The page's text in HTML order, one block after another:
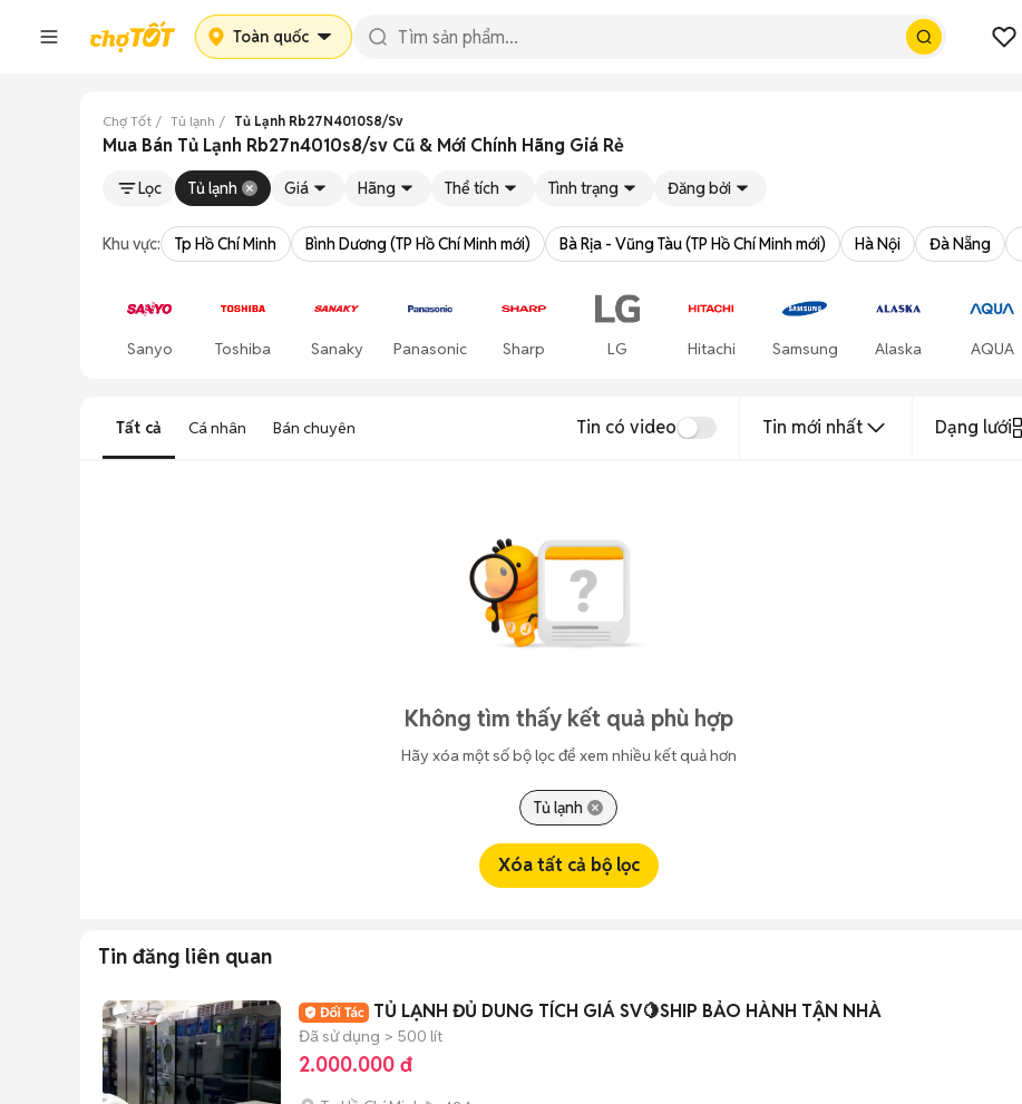
Toàn quốc
Chợ Tốt Tủ lạnh Tủ Lạnh Rb27N4010S8/Sv
Mua Bán Tủ Lạnh Rb27n4010s8/sv Cũ & Mới Chính Hãng Giá Rẻ
Lọc Tủ lạnh Giá Hãng Thể tích Tình trạng Đăng bởi
Khu vực: Tp Hồ Chí Minh Bình Dương (TP Hồ Chí Minh mới) Bà Rịa - Vũng Tàu (TP Hồ Chí Minh mới) Hà Nội Đà Nẵng
Sanyo Toshiba Sanaky Panasonic Sharp LG Hitachi Samsung Alaska AQUA
Tất cả Cá nhân Bán chuyên Tin có video Tin mới nhất Dạng lưới
Không tìm thấy kết quả phù hợp
Hãy xóa một số bộ lọc để xem nhiều kết quả hơn
Tủ lạnh
Xóa tất cả bộ lọc
Tin đăng liên quan
TỦ LẠNH ĐỦ DUNG TÍCH GIÁ SV🍋SHIP BẢO HÀNH TẬN NHÀ
Đã sử dụng > 500 lít
2.000.000 đ